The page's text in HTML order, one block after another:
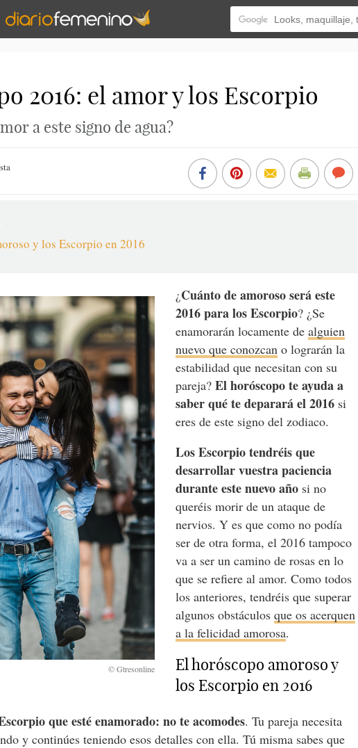
2016: el amor y los Escorpio
a este signo de agua?
y los Escorpio en 2016
¿Cuánto de amoroso será este
2016 para los Escorpio? ¿Se
enamorarán locamente dealguien
nuevo que conozcan o lograrán la
estabilidad que necesitan con su
pareja?El horóscopo te ayuda a
saber qué te deparará el 2016 si
eres de este signo del zodiaco.
Los Escorpio tendréis que
desarrollar vuestra paciencia
durante este nuevo año si no
queréis morir de un ataque de
nervios. Y es que como no podía
ser de otra forma, el 2016 tampoco
va a ser un camino de rosas en lo
que se refiere al amor. Como todos
los anteriores, tendréis que superar
algunos obstáculosque os acerquen
a la felicidad amorosa.
El horóscopo amoroso y
los Escorpio en 2016
que esté enamorado: no te acomodes. Tu pareja necesita
y continúes teniendo esos detalles con ella. Tú misma sabes que